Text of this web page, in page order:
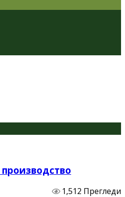
1,512 Прегледи